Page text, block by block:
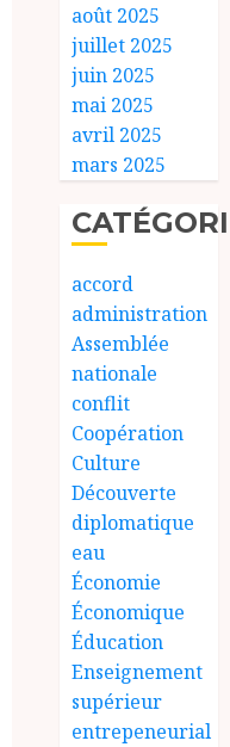
août 2025
juillet 2025
juin 2025
mai 2025
avril 2025
mars 2025
accord
administration
Assemblée
nationale
conflit
Coopération
Culture
Découverte
diplomatique
eau
Économie
Économique
Éducation
Enseignement
supérieur
entrepeneurial